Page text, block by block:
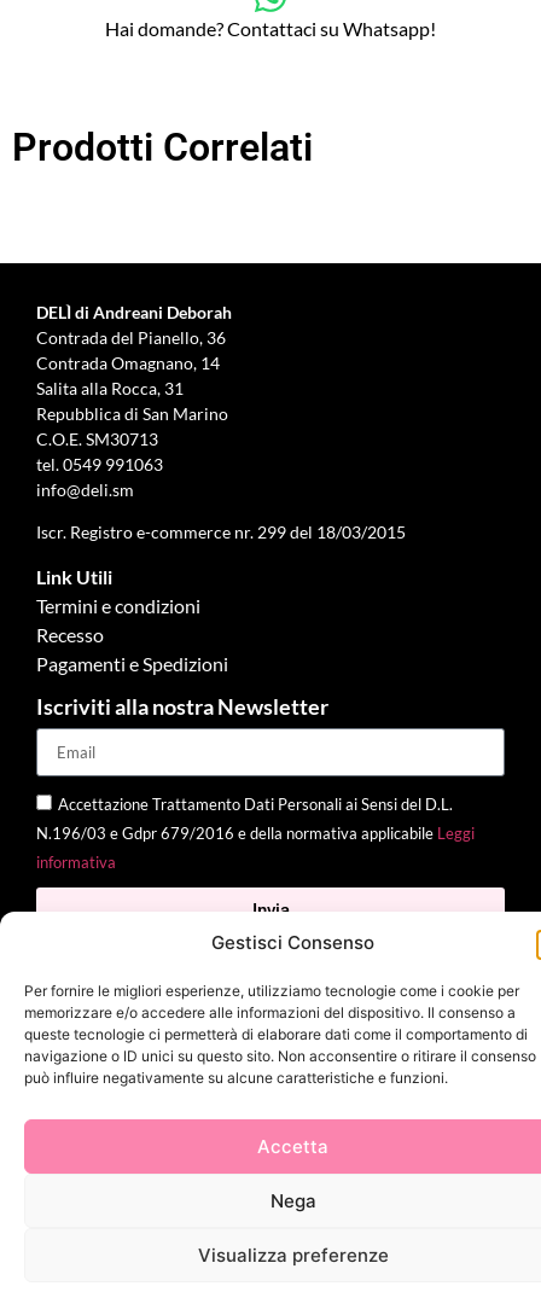
Gestisci Consenso
Per fornire le migliori esperienze, utilizziamo tecnologie come i cookie per
memorizzare e/o accedere alle informazioni del dispositivo. Il consenso a
queste tecnologie ci permetterà di elaborare dati come il comportamento di
navigazione o ID unici su questo sito. Non acconsentire o ritirare il consenso
può influire negativamente su alcune caratteristiche e funzioni.
Accetta
Nega
Visualizza preferenze
Hai domande? Contattaci su Whatsapp!
Prodotti Correlati
DELÌ di Andreani Deborah
Contrada del Pianello, 36
Contrada Omagnano, 14
Salita alla Rocca, 31
Repubblica di San Marino
C.O.E. SM30713
tel.0549 991063
info@deli.sm
Iscr. Registro e-commerce nr. 299 del 18/03/2015
Link Utili
Termini e condizioni
Recesso
Pagamenti e Spedizioni
Iscriviti alla nostra Newsletter
Accettazione Trattamento Dati Personali ai Sensi del D.L.
N.196/03 e Gdpr 679/2016 e della normativa applicabile Leggi
informativa
Invia
2025 Delì |Privacy Policy|Cookie Policy| Made with byJenny
Mina